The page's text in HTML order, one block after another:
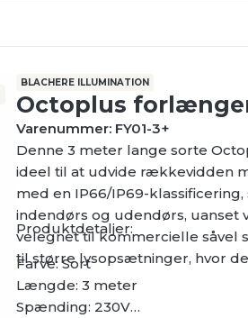
BLACHERE ILLUMINATION
Octoplus
Varenummer: FY01-3+
Denne 3 meter lange sorte
ideel til at udvide rækkevidden
med en IP66/IP69-
indendørs og udendørs,
velegnet til kommercielle såvel
til større lysopsætninger, hvor
Produktdetaljer:
Farve: Sort
Længde: 3 meter
Spænding: 230V